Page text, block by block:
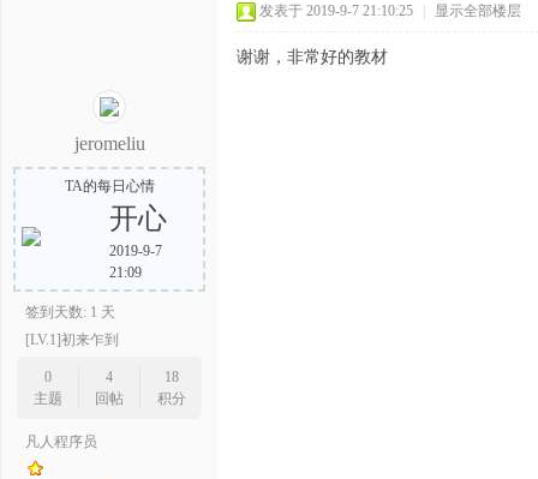
jeromeliu
TA的每日心情
开心
2019-9-7
21:09
签到天数: 1 天
[LV.1]初来乍到
0
主题
4
回帖
18
积分
凡人程序员
发表于 2019-9-7 21:10:25 显示全部楼层
谢谢，非常好的教材